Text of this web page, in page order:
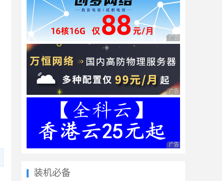
广告 商业广告，理性
广告 商业广告，理性
广告 商业广告，理性
装机必备